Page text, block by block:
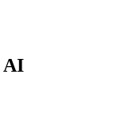
AI